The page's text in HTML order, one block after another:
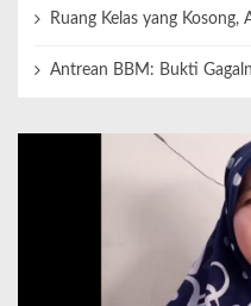
Ruang Kelas yang Kosong,
Antrean BBM: Bukti